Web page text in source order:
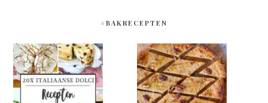
#BAKRECEPTEN